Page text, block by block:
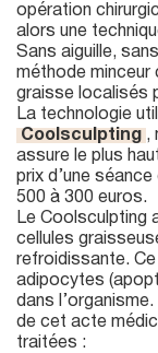
opération
alors une
Sans aiguille,
méthode
graisse localisés
La technologie
Coolsculpting ,
assure le plus
prix d’une
500 à 300 euros.
Le Coolsculpting
cellules
refroidissante.
adipocytes
dans
de cet acte
traitées :